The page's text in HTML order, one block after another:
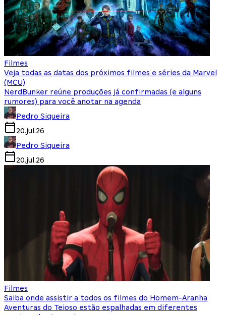
Filmes
Veja todas as datas dos próximos filmes e séries da Marvel
(MCU)
NerdBunker reúne produções já confirmadas (e alguns
rumores) para você anotar na agenda
Pedro Siqueira
20.jul.26
Pedro Siqueira
20.jul.26
Filmes
Saiba onde assistir a todos os filmes do Homem-Aranha
Aventuras do Teioso estão espalhadas em diferentes